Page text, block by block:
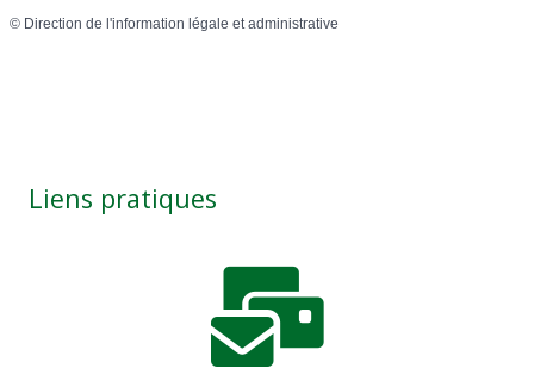
© Direction de l'information légale et administrative
Liens pratiques